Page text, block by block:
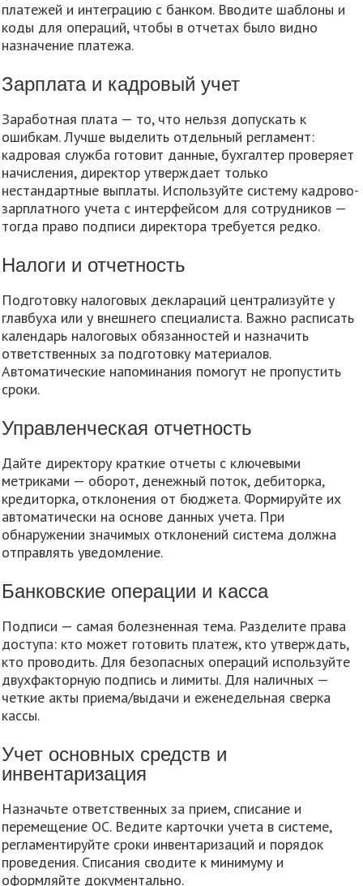
платежей и интеграцию с банком. Вводите шаблоны и
коды для операций, чтобы в отчетах было видно
назначение платежа.
Зарплата и кадровый учет
Заработная плата — то, что нельзя допускать к
ошибкам. Лучше выделить отдельный регламент:
кадровая служба готовит данные, бухгалтер проверяет
начисления, директор утверждает только
нестандартные выплаты. Используйте систему кадрово-
зарплатного учета с интерфейсом для сотрудников —
тогда право подписи директора требуется редко.
Налоги и отчетность
Подготовку налоговых деклараций централизуйте у
главбуха или у внешнего специалиста. Важно расписать
календарь налоговых обязанностей и назначить
ответственных за подготовку материалов.
Автоматические напоминания помогут не пропустить
сроки.
Управленческая отчетность
Дайте директору краткие отчеты с ключевыми
метриками — оборот, денежный поток, дебиторка,
кредиторка, отклонения от бюджета. Формируйте их
автоматически на основе данных учета. При
обнаружении значимых отклонений система должна
отправлять уведомление.
Банковские операции и касса
Подписи — самая болезненная тема. Разделите права
доступа: кто может готовить платеж, кто утверждать,
кто проводить. Для безопасных операций используйте
двухфакторную подпись и лимиты. Для наличных —
четкие акты приема/выдачи и еженедельная сверка
кассы.
Учет основных средств и
инвентаризация
Назначьте ответственных за прием, списание и
перемещение ОС. Ведите карточки учета в системе,
регламентируйте сроки инвентаризаций и порядок
проведения. Списания сводите к минимуму и
оформляйте документально.